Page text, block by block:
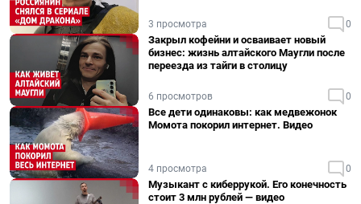
3 просмотра 0
Закрыл кофейни и осваивает новый
бизнес: жизнь алтайского Маугли после
переезда из тайги в столицу
6 просмотров 0
Все дети одинаковы: как медвежонок
Момота покорил интернет. Видео
4 просмотра 0
Музыкант с киберрукой. Его конечность
стоит 3 млн рублей — видео